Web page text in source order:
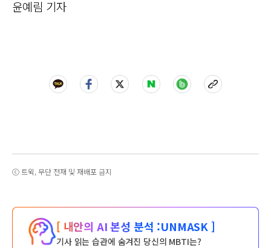
윤예림 기자
ⓒ 트윅, 무단 전재 및 재배포 금지
[ 내안의 AI 본성 분석 :UNMASK ]
기사 읽는 습관에 숨겨진 당신의 MBTI는?